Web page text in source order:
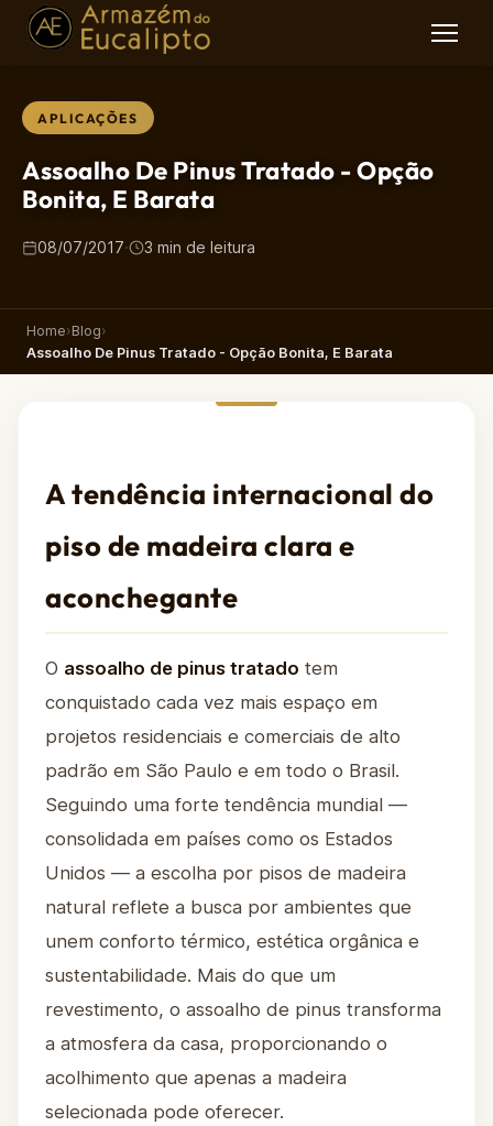
APLICAÇÕES
Assoalho De Pinus Tratado - Opção
Bonita, E Barata
08/07/2017· 3 min de leitura
Home›Blog›
Assoalho De Pinus Tratado - Opção Bonita, E Barata
A tendência internacional do
piso de madeira clara e
aconchegante
O assoalho de pinus tratado tem
conquistado cada vez mais espaço em
projetos residenciais e comerciais de alto
padrão em São Paulo e em todo o Brasil.
Seguindo uma forte tendência mundial —
consolidada em países como os Estados
Unidos — a escolha por pisos de madeira
natural reflete a busca por ambientes que
unem conforto térmico, estética orgânica e
sustentabilidade. Mais do que um
revestimento, o assoalho de pinus transforma
a atmosfera da casa, proporcionando o
acolhimento que apenas a madeira
selecionada pode oferecer.